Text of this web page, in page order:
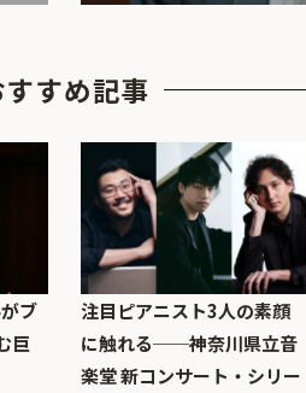
すすめ記事
ブ
巨
注目ピアニスト3人の素顔
に触れる──神奈川県立音
楽堂 新コンサート・シリー